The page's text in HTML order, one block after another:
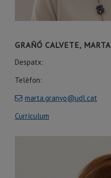
GRAÑÓ CALVETE, MARTA
Despatx:
Telèfon:
marta.granyo@udl.cat
Currículum